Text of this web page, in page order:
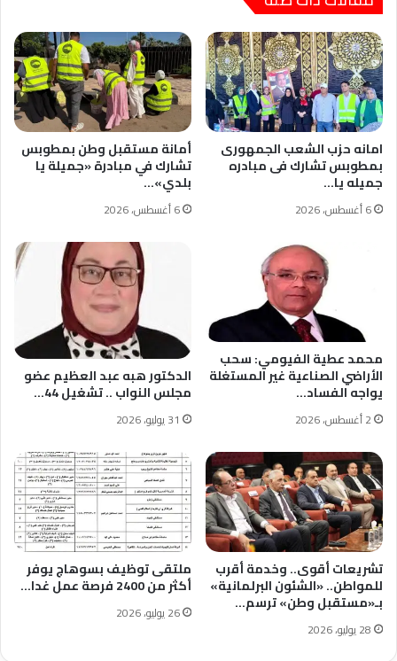
امانه حزب الشعب الجمهورى
بمطوبس تشارك فى مبادره
جميله يا…
6 أغسطس، 2026
أمانة مستقبل وطن بمطوبس
تشارك في مبادرة «جميلة يا
بلدي»…
6 أغسطس، 2026
محمد عطية الفيومي: سحب
الأراضي الصناعية غير المستغلة
يواجه الفساد…
2 أغسطس، 2026
الدكتور هبه عبد العظيم عضو
مجلس النواب .. تشغيل 44…
31 يوليو، 2026
تشريعات أقوى.. وخدمة أقرب
للمواطن.. «الشئون البرلمانية»
بـ«مستقبل وطن» ترسم…
28 يوليو، 2026
ملتقى توظيف بسوهاج يوفر
أكثر من 2400 فرصة عمل غدا…
26 يوليو، 2026